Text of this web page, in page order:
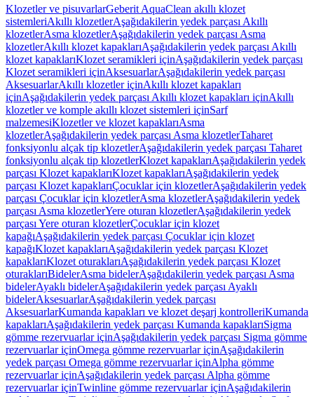
Klozetler ve pisuvarlarGeberit AquaClean akıllı klozet
sistemleriAkıllı klozetlerAşağıdakilerin yedek parçası Akıllı
klozetlerAsma klozetlerAşağıdakilerin yedek parçası Asma
klozetlerAkıllı klozet kapaklarıAşağıdakilerin yedek parçası Akıllı
klozet kapaklarıKlozet seramikleri içinAşağıdakilerin yedek parçası
Klozet seramikleri içinAksesuarlarAşağıdakilerin yedek parçası
AksesuarlarAkıllı klozetler içinAkıllı klozet kapakları
içinAşağıdakilerin yedek parçası Akıllı klozet kapakları içinAkıllı
klozetler ve komple akıllı klozet sistemleri içinSarf
malzemesiKlozetler ve klozet kapaklarıAsma
klozetlerAşağıdakilerin yedek parçası Asma klozetlerTaharet
fonksiyonlu alçak tip klozetlerAşağıdakilerin yedek parçası Taharet
fonksiyonlu alçak tip klozetlerKlozet kapaklarıAşağıdakilerin yedek
parçası Klozet kapaklarıKlozet kapaklarıAşağıdakilerin yedek
parçası Klozet kapaklarıÇocuklar için klozetlerAşağıdakilerin yedek
parçası Çocuklar için klozetlerAsma klozetlerAşağıdakilerin yedek
parçası Asma klozetlerYere oturan klozetlerAşağıdakilerin yedek
parçası Yere oturan klozetlerÇocuklar için klozet
kapağıAşağıdakilerin yedek parçası Çocuklar için klozet
kapağıKlozet kapaklarıAşağıdakilerin yedek parçası Klozet
kapaklarıKlozet oturaklarıAşağıdakilerin yedek parçası Klozet
oturaklarıBidelerAsma bidelerAşağıdakilerin yedek parçası Asma
bidelerAyaklı bidelerAşağıdakilerin yedek parçası Ayaklı
bidelerAksesuarlarAşağıdakilerin yedek parçası
AksesuarlarKumanda kapakları ve klozet deşarj kontrolleriKumanda
kapaklarıAşağıdakilerin yedek parçası Kumanda kapaklarıSigma
gömme rezervuarlar içinAşağıdakilerin yedek parçası Sigma gömme
rezervuarlar içinOmega gömme rezervuarlar içinAşağıdakilerin
yedek parçası Omega gömme rezervuarlar içinAlpha gömme
rezervuarlar içinAşağıdakilerin yedek parçası Alpha gömme
rezervuarlar içinTwinline gömme rezervuarlar içinAşağıdakilerin